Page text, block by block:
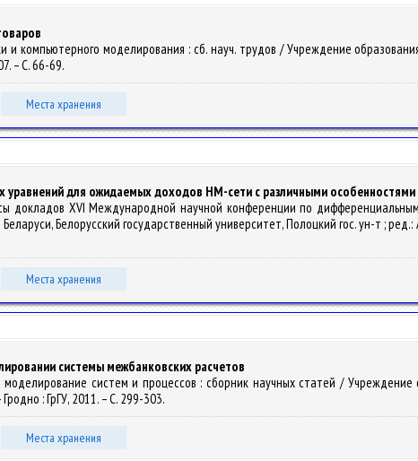
компьютерного моделирования : сб. науч. трудов / Учреждение
– С. 66-69.
Места хранения
для ожидаемых доходов НМ-сети с различными особенностями
докладов XVI Международной научной конференции по
Белорусский государственный университет, Полоцкий гос. ун-т ;
Места хранения
системы межбанковских расчетов
систем и процессов : сборник научных статей / Учреждение
: ГрГУ, 2011. – С. 299-303.
Места хранения